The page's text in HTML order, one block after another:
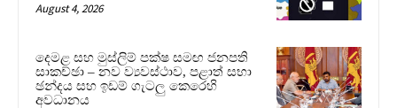
August 4, 2026
දෙමළ සහ මුස්ලිම් පක්ෂ සමඟ ජනපති
සාකච්ඡා – නව ව්‍යවස්ථාව, පළාත් සභා
ඡන්දය සහ ඉඩම් ගැටලු කෙරෙහි
අවධානය